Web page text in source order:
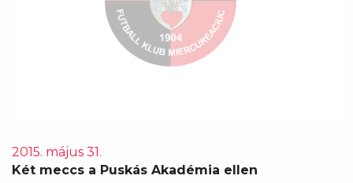
2015. május 31.
Két meccs a Puskás Akadémia ellen